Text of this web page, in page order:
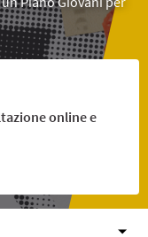
online e